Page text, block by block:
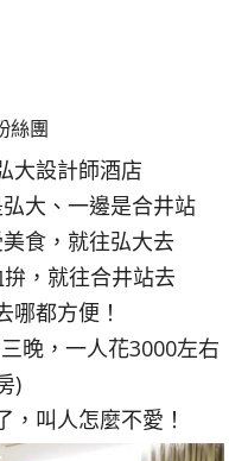
絲團
大設計師酒店
大、一邊是合井站
食，就往弘大去
，就往合井站去
哪都方便！
晚，一人花3000左右
)
，叫人怎麼不愛！